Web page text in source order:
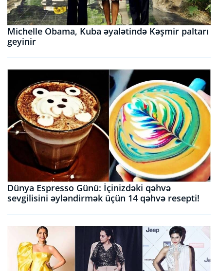
Michelle Obama, Kuba əyalətində Kəşmir paltarı
geyinir
Dünya Espresso Günü: İçinizdəki qəhvə
sevgilisini əyləndirmək üçün 14 qəhvə resepti!